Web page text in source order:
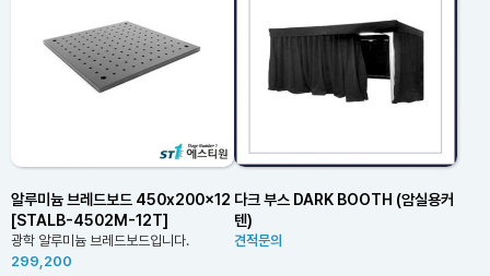
알루미늄 브레드보드 450x200x12
[STALB-4502M-12T]
광학 알루미늄 브레드보드입니다.
299,200
다크 부스 DARK BOOTH (암실용커
텐)
견적문의